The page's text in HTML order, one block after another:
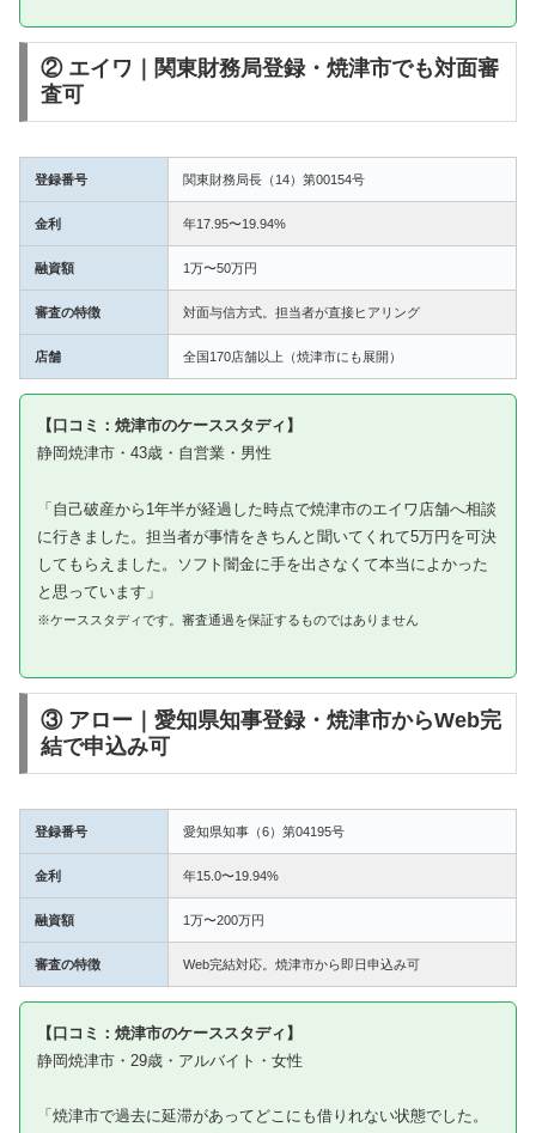
② エイワ｜関東財務局登録・焼津市でも対面審
査可
登録番号 関東財務局長（14）第00154号
金利 年17.95〜19.94%
融資額 1万〜50万円
審査の特徴 対面与信方式。担当者が直接ヒアリング
店舗 全国170店舗以上（焼津市にも展開）
【口コミ：焼津市のケーススタディ】
静岡焼津市・43歳・自営業・男性
「自己破産から1年半が経過した時点で焼津市のエイワ店舗へ相談
に行きました。担当者が事情をきちんと聞いてくれて5万円を可決
してもらえました。ソフト闇金に手を出さなくて本当によかった
と思っています」
※ケーススタディです。審査通過を保証するものではありません
③ アロー｜愛知県知事登録・焼津市からWeb完
結で申込み可
登録番号 愛知県知事（6）第04195号
金利 年15.0〜19.94%
融資額 1万〜200万円
審査の特徴 Web完結対応。焼津市から即日申込み可
【口コミ：焼津市のケーススタディ】
静岡焼津市・29歳・アルバイト・女性
「焼津市で過去に延滞があってどこにも借りれない状態でした。